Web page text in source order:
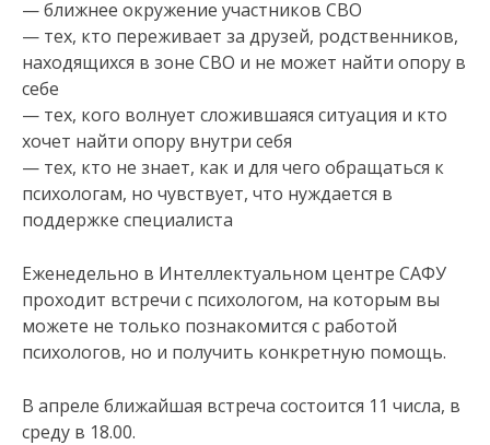
— ближнее окружение участников СВО
— тех, кто переживает за друзей, родственников,
находящихся в зоне СВО и не может найти опору в
себе
— тех, кого волнует сложившаяся ситуация и кто
хочет найти опору внутри себя
— тех, кто не знает, как и для чего обращаться к
психологам, но чувствует, что нуждается в
поддержке специалиста
Еженедельно в Интеллектуальном центре САФУ
проходит встречи с психологом, на которым вы
можете не только познакомится с работой
психологов, но и получить конкретную помощь.
В апреле ближайшая встреча состоится 11 числа, в
среду в 18.00.